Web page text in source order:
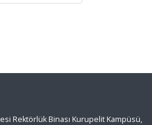
Rektörlük Binası Kurupelit Kampüsü,